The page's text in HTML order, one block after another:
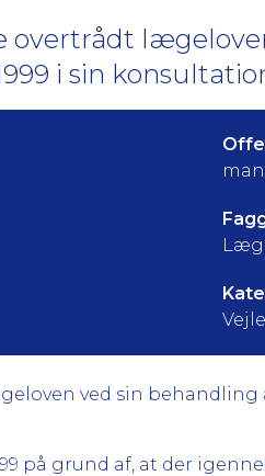
overtrådt
i sin
ved sin behandling
på grund af, at der